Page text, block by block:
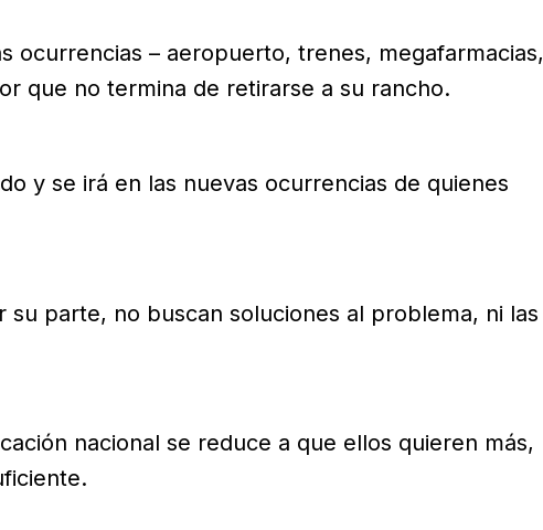
ocurrencias – aeropuerto, trenes, megafarmacias,
que no termina de retirarse a su rancho.
y se irá en las nuevas ocurrencias de quienes
su parte, no buscan soluciones al problema, ni las
nacional se reduce a que ellos quieren más,